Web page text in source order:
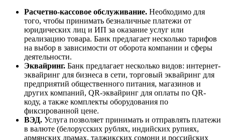
Расчетно-кассовое обслуживание. Необходимо для
того, чтобы принимать безналичные платежи от
юридических лиц и ИП за оказание услуг или
реализацию товара. Банк предлагает несколько тарифов
на выбор в зависимости от оборота компании и сферы
деятельности.
Эквайринг. Банк предлагает несколько видов: интернет-
эквайринг для бизнеса в сети, торговый эквайринг для
предприятий общественного питания, магазинов и
других компаний, QR-эквайринг для оплаты по QR-
коду, а также комплекты оборудования по
фиксированной цене.
ВЭД. Услуга позволяет принимать и отправлять платежи
в валюте (белорусских рублях, индийских рупиях,
армянских драмах, таджикских сомони и российских